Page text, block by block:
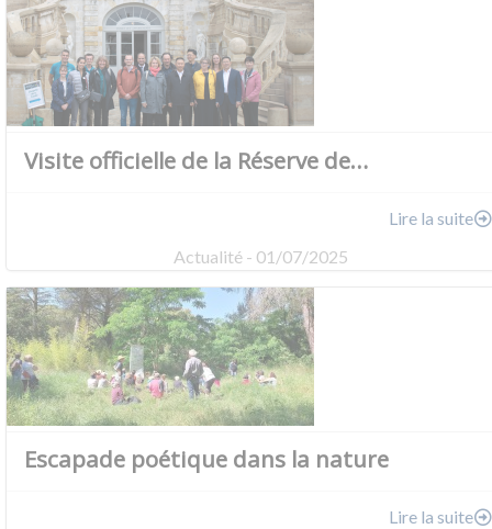
Visite officielle de la Réserve de…
Lire la suite
Actualité - 01/07/2025
Escapade poétique dans la nature
Lire la suite